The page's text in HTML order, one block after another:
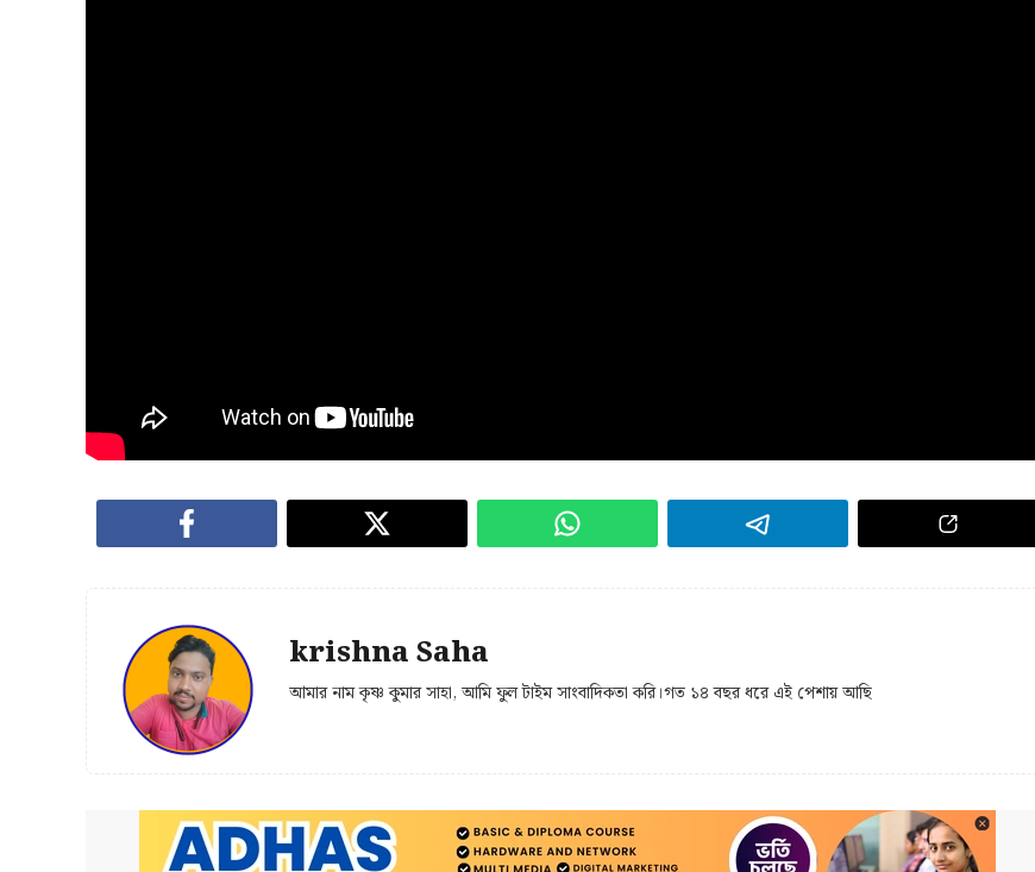
krishna Saha
আমার নাম কৃষ্ণ কুমার সাহা, আমি ফুল টাইম সাংবাদিকতা করি।গত ১৪ বছর ধরে এই পেশায় আছি